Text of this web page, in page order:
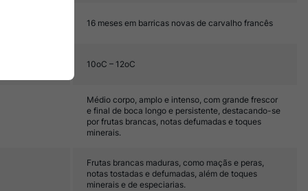
16 meses em barricas novas de carvalho francês
10oC – 12oC
Médio corpo, amplo e intenso, com grande frescor
e final de boca longo e persistente, destacando-se
por frutas brancas, notas defumadas e toques
minerais.
Frutas brancas maduras, como maçãs e peras,
notas tostadas e defumadas, além de toques
minerais e de especiarias.